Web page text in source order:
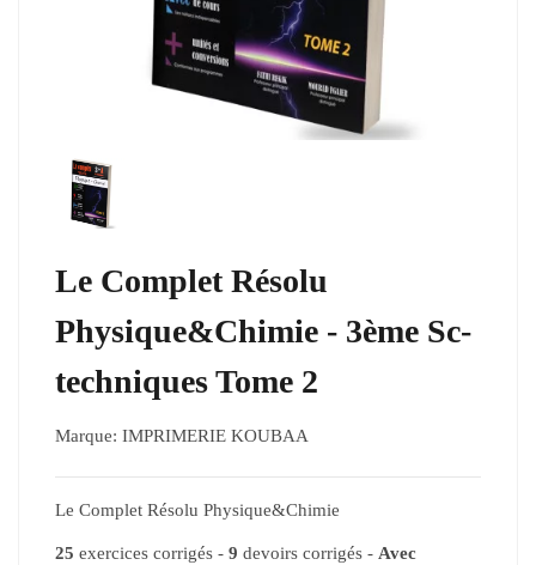
Le Complet Résolu
Physique&Chimie - 3ème Sc-
techniques Tome 2
Marque: IMPRIMERIE KOUBAA
Le Complet Résolu Physique&Chimie
25 exercices corrigés - 9 devoirs corrigés - Avec